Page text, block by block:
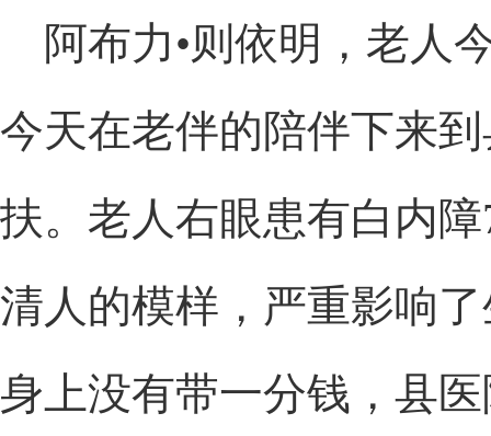
阿布力•则依明，老人
今天在老伴的陪伴下来
扶。老人右眼患有白内
清人的模样，严重影响
身上没有带一分钱，县